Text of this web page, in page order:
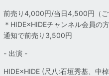
前売り4,000円/当日4,500円 （
＊HIDE×HIDEチャンネル会員の
通知で前売り3,500円
- 出演 -
HIDE×HIDE (尺八:石垣秀基、中